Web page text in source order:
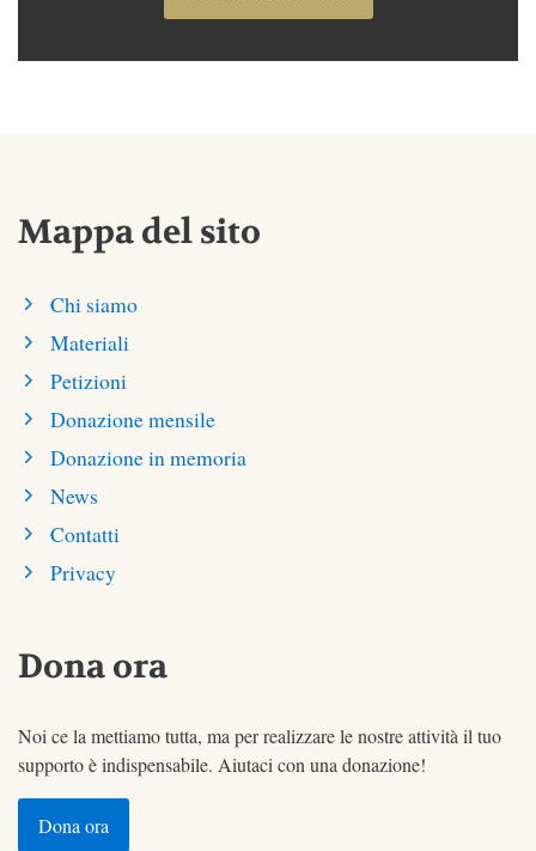
Mappa del sito
Chi siamo
Materiali
Petizioni
Donazione mensile
Donazione in memoria
News
Contatti
Privacy
Dona ora
Noi ce la mettiamo tutta, ma per realizzare le nostre attività il tuo
supporto è indispensabile. Aiutaci con una donazione!
Dona ora